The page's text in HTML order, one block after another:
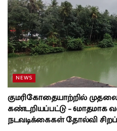
NEWS
குமரிகோதையாற்றில்
கண்டறியப்பட்டு – 6மாதமாக
நடவடிக்கைகள் தோல்வி